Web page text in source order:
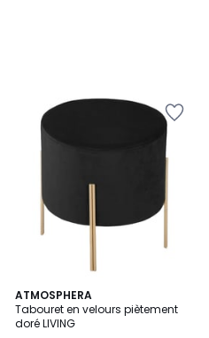
ATMOSPHERA
Tabouret en velours piètement
doré LIVING
5
/
5